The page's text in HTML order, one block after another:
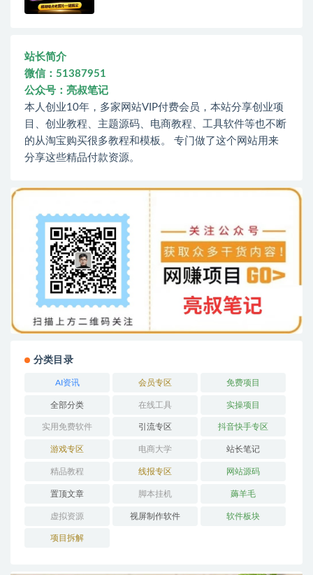
站长简介
微信：51387951
公众号：亮叔笔记
本人创业10年，多家网站VIP付费会员，本站分享创业项
目、创业教程、主题源码、电商教程、工具软件等也不断
的从淘宝购买很多教程和模板。 专门做了这个网站用来
分享这些精品付款资源。
分类目录
AI资讯 会员专区 免费项目
全部分类 在线工具 实操项目
实用免费软件 引流专区 抖音快手专区
游戏专区 电商大学 站长笔记
精品教程 线报专区 网站源码
置顶文章 脚本挂机 薅羊毛
虚拟资源 视屏制作软件 软件板块
项目拆解